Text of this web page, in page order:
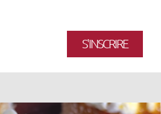
S'INSCRIRE